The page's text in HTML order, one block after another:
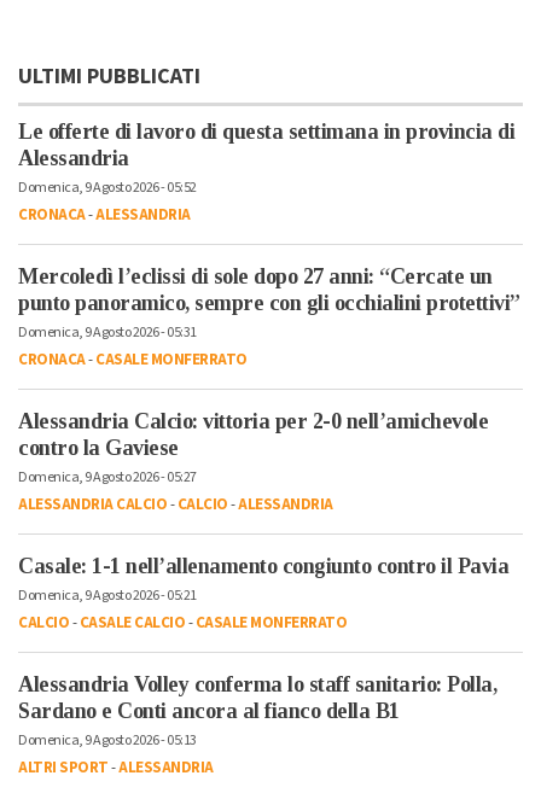
ULTIMI PUBBLICATI
Le offerte di lavoro di questa settimana in provincia di
Alessandria
Domenica, 9 Agosto 2026 - 05:52
CRONACA-ALESSANDRIA
Mercoledì l’eclissi di sole dopo 27 anni: “Cercate un
punto panoramico, sempre con gli occhialini protettivi”
Domenica, 9 Agosto 2026 - 05:31
CRONACA-CASALE MONFERRATO
Alessandria Calcio: vittoria per 2-0 nell’amichevole
contro la Gaviese
Domenica, 9 Agosto 2026 - 05:27
ALESSANDRIA CALCIO-CALCIO-ALESSANDRIA
Casale: 1-1 nell’allenamento congiunto contro il Pavia
Domenica, 9 Agosto 2026 - 05:21
CALCIO-CASALE CALCIO-CASALE MONFERRATO
Alessandria Volley conferma lo staff sanitario: Polla,
Sardano e Conti ancora al fianco della B1
Domenica, 9 Agosto 2026 - 05:13
ALTRI SPORT-ALESSANDRIA